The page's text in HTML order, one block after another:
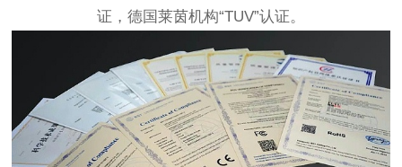
证，德国莱茵机构“TUV”认证。